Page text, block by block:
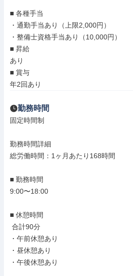
■ 各種手当
・通勤手当あり（上限2,000円）
・整備士資格手当あり（10,000円）
■ 昇給
あり
■ 賞与
年2回あり
勤務時間
固定時間制
勤務時間詳細
総労働時間：1ヶ月あたり168時間
■ 勤務時間
9:00〜18:00
■ 休憩時間
・午前休憩あり
・昼休憩あり
・午後休憩あり